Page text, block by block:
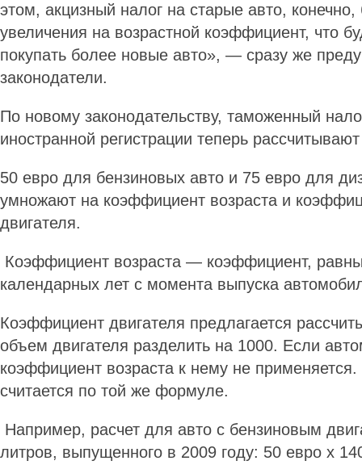
этом, акцизный налог на старые авто,
увеличения на возрастной коэффициент, что
покупать более новые авто», — сразу же
законодатели.
По новому законодательству, таможенный
иностранной регистрации теперь
50 евро для бензиновых авто и 75 евро для
умножают на коэффициент возраста и
двигателя.
Коэффициент возраста — коэффициент,
календарных лет с момента выпуска
Коэффициент двигателя предлагается
объем двигателя разделить на 1000. Если
коэффициент возраста к нему не
считается по той же формуле.
Например, расчет для авто с бензиновым
литров, выпущенного в 2009 году: 50 евро х